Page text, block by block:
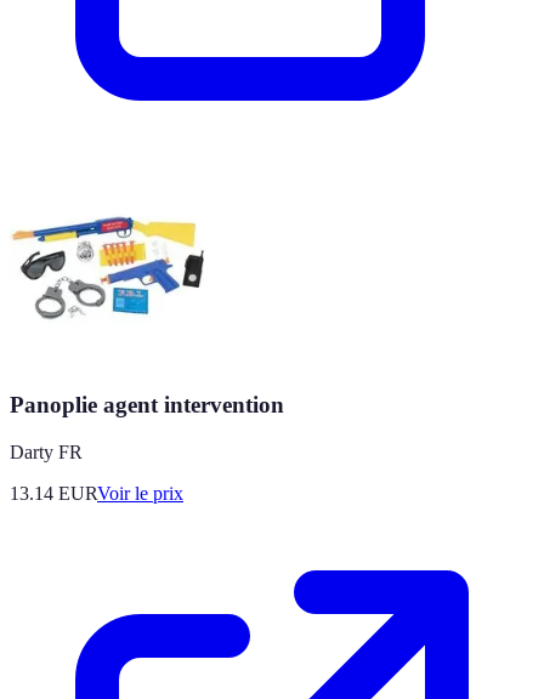
Panoplie agent intervention
Darty FR
13.14 EURVoir le prix